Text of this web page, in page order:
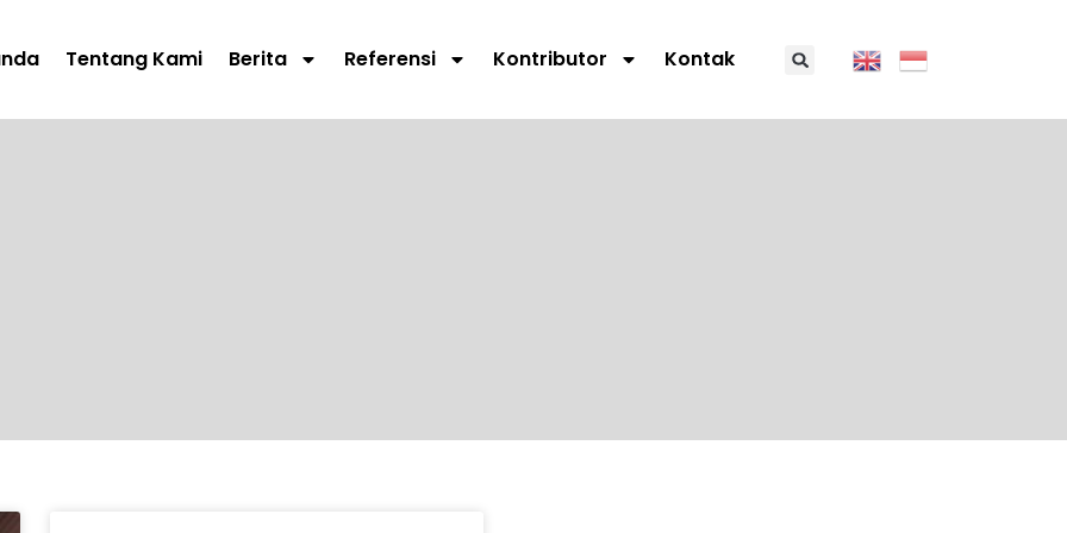
Tentang Kami Berita Referensi Kontributor Kontak